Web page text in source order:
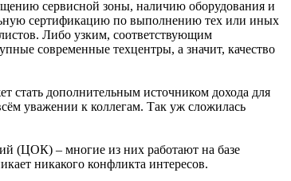
сервисной зоны, наличию оборудования и
сертификацию по выполнению тех или иных
Либо узким, соответствующим
современные техцентры, а значит, качество
стать дополнительным источником дохода для
уважении к коллегам. Так уж сложилась
(ЦОК) – многие из них работают на базе
никакого конфликта интересов.